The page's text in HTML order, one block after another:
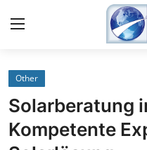
Home
Contact
Other
Solarberatung
Kompetente